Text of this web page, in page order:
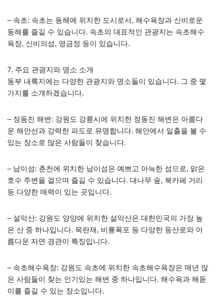
– 속초: 속초는 동해에 위치한 도시로서, 해수욕장과 신비로운
동해를 즐길 수 있습니다. 속초의 대표적인 관광지는 속초해수
욕장, 신비의섬, 영금정 등이 있습니다.
7. 주요 관광지와 명소 소개
동부 내륙지에는 다양한 관광지와 명소들이 있습니다. 그 중 몇
가지를 소개하겠습니다.
– 정동진 해변: 강원도 강릉시에 위치한 정동진 해변은 아름다
운 해안선과 강력한 파도로 유명합니다. 해안에서 일출을 볼 수
있는 장소로 많은 사람들이 찾습니다.
– 남이섬: 춘천에 위치한 남이섬은 예쁘고 아늑한 섬으로, 맑은
호수 주변을 걸으며 즐길 수 있습니다. 대나무 숲, 북카페 거리
등 다양한 매력이 있는 곳입니다.
– 설악산: 강원도 양양에 위치한 설악산은 대한민국의 가장 높
은 산 중 하나입니다. 목란재, 비룡폭포 등 다양한 등산로와 아
름다운 자연 경관이 특징입니다.
– 속초해수욕장: 강원도 속초에 위치한 속초해수욕장은 매년 많
은 사람들이 찾는 인기있는 해변 중 하나입니다. 해수욕과 해돋
이를 즐길 수 있는 장소입니다.